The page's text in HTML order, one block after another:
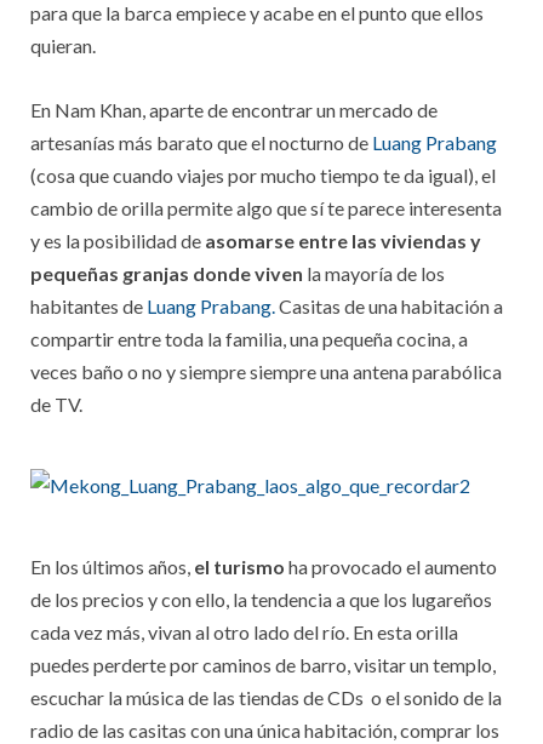
para que la barca empiece y acabe en el punto que ellos
quieran.
En Nam Khan, aparte de encontrar un mercado de
artesanías más barato que el nocturno de Luang Prabang
(cosa que cuando viajes por mucho tiempo te da igual), el
cambio de orilla permite algo que sí te parece interesenta
y es la posibilidad de asomarse entre las viviendas y
pequeñas granjas donde viven la mayoría de los
habitantes de Luang Prabang.Casitas de una habitación a
compartir entre toda la familia, una pequeña cocina, a
veces baño o no y siempre siempre una antena parabólica
de TV.
En los últimos años, el turismo ha provocado el aumento
de los precios y con ello, la tendencia a que los lugareños
cada vez más, vivan al otro lado del río. En esta orilla
puedes perderte por caminos de barro, visitar un templo,
escuchar la música de las tiendas de CDs o el sonido de la
radio de las casitas con una única habitación, comprar los